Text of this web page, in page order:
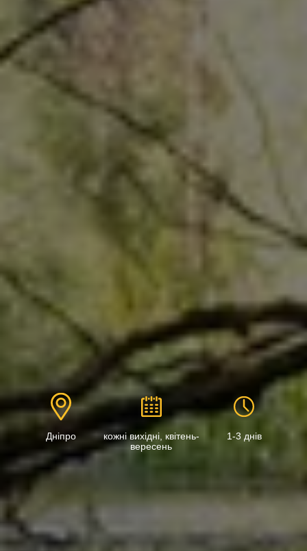
Дніпро
кожні вихідні, квітень-
вересень
1-3 днів